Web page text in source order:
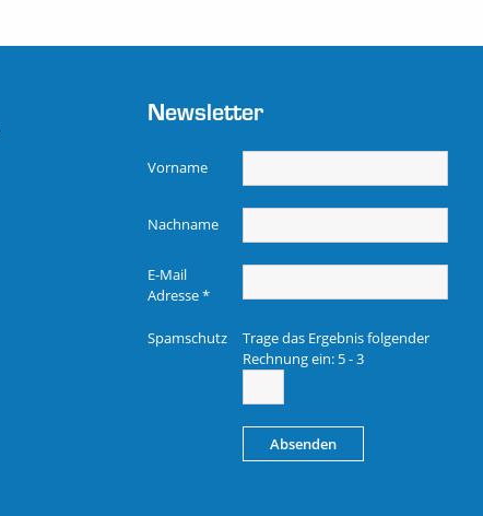
Newsletter
Vorname
Nachname
E-Mail
Adresse*
Spamschutz
Trage das Ergebnis folgender
Rechnung ein: 5 - 3